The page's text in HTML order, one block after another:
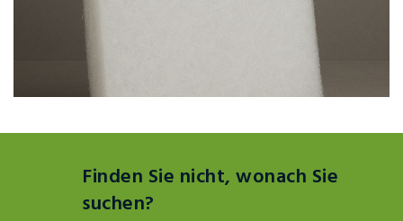
Finden Sie nicht, wonach Sie
suchen?